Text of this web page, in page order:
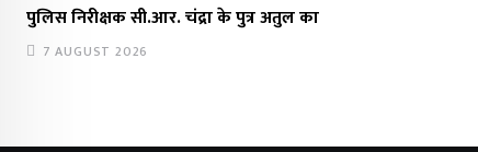
पुलिस निरीक्षक सी.आर. चंद्रा के पुत्र अतुल का
7 AUGUST 2026